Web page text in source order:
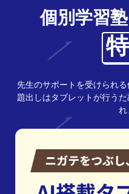
個別学習
特
先生のサポートを受けられ
題出しはタブレットが行う
れ